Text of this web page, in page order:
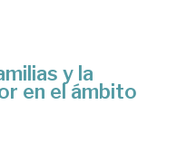
y la
en el ámbito